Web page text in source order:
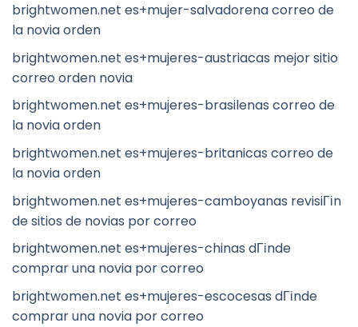
brightwomen.net es+mujer-salvadorena correo de
la novia orden
brightwomen.net es+mujeres-austriacas mejor sitio
correo orden novia
brightwomen.net es+mujeres-brasilenas correo de
la novia orden
brightwomen.net es+mujeres-britanicas correo de
la novia orden
brightwomen.net es+mujeres-camboyanas revisiГіn
de sitios de novias por correo
brightwomen.net es+mujeres-chinas dГіnde
comprar una novia por correo
brightwomen.net es+mujeres-escocesas dГіnde
comprar una novia por correo